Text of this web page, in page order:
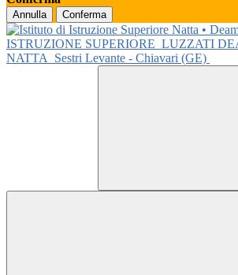
Annulla Conferma
ISTRUZIONE SUPERIORE LUZZATI
NATTA
Sestri Levante - Chiavari (GE)